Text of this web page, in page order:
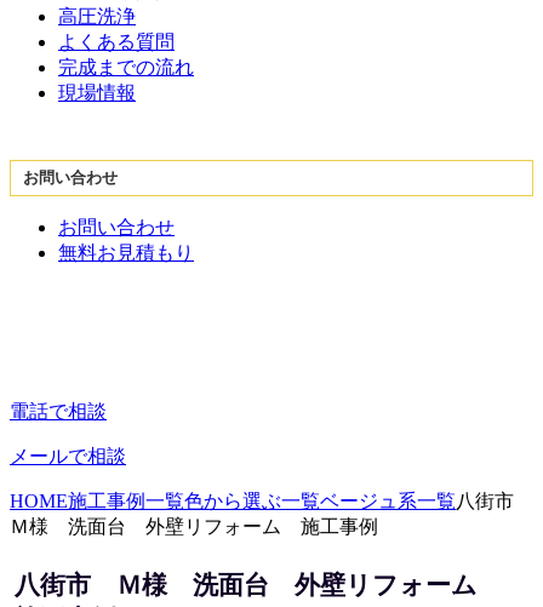
高圧洗浄
よくある質問
完成までの流れ
現場情報
お問い合わせ
お問い合わせ
無料お見積もり
電話で相談
メールで相談
HOME施工事例一覧色から選ぶ一覧ベージュ系一覧八街市
Ｍ様 洗面台 外壁リフォーム 施工事例
八街市 Ｍ様 洗面台 外壁リフォーム